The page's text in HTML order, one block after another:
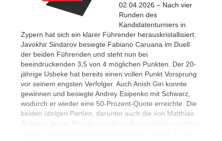
02.04.2026 – Nach vier
Runden des
Kandidatenturniers in
Zypern hat sich ein klarer Führender herauskristallisiert.
Javokhir Sindarov besiegte Fabiano Caruana im Duell
der beiden Führenden und steht nun bei
beeindruckenden 3,5 von 4 möglichen Punkten. Der 20-
jährige Usbeke hat bereits einen vollen Punkt Vorsprung
vor seinem engsten Verfolger. Auch Anish Giri konnte
gewinnen und besiegte Andrey Esipenko mit Schwarz,
wodurch er wieder eine 50-Prozent-Quote erreichte. Die
beiden übrigen Partien, darunter auch die von Matthias
Blübaum gegen Praggnanandhaa Rameshbabu, endeten